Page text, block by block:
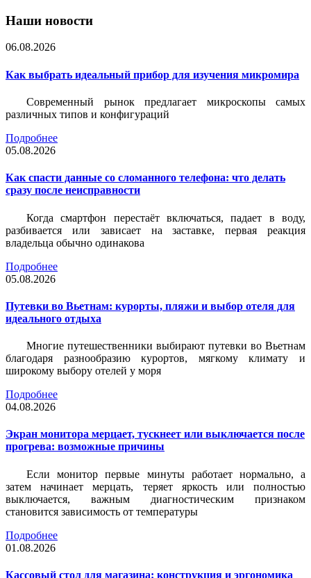
Наши новости
06.08.2026
Как выбрать идеальный прибор для изучения микромира
Современный рынок предлагает микроскопы самых
различных типов и конфигураций
Подробнее
05.08.2026
Как спасти данные со сломанного телефона: что делать
сразу после неисправности
Когда смартфон перестаёт включаться, падает в воду,
разбивается или зависает на заставке, первая реакция
владельца обычно одинакова
Подробнее
05.08.2026
Путевки во Вьетнам: курорты, пляжи и выбор отеля для
идеального отдыха
Многие путешественники выбирают путевки во Вьетнам
благодаря разнообразию курортов, мягкому климату и
широкому выбору отелей у моря
Подробнее
04.08.2026
Экран монитора мерцает, тускнеет или выключается после
прогрева: возможные причины
Если монитор первые минуты работает нормально, а
затем начинает мерцать, теряет яркость или полностью
выключается, важным диагностическим признаком
становится зависимость от температуры
Подробнее
01.08.2026
Кассовый стол для магазина: конструкция и эргономика